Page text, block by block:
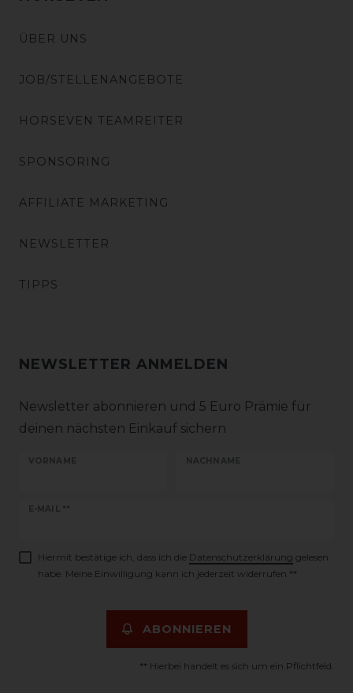
ÜBER UNS
JOB/STELLENANGEBOTE
HORSEVEN TEAMREITER
SPONSORING
AFFILIATE MARKETING
NEWSLETTER
TIPPS
NEWSLETTER ANMELDEN
Newsletter abonnieren und 5 Euro Prämie für
deinen nächsten Einkauf sichern
VORNAME NACHNAME
E-MAIL **
Newsletter
Hiermit bestätige ich, dass ich die Daten­schutz­erklärung gelesen
habe. Meine Einwilligung kann ich jederzeit widerrufen.**
ABONNIEREN
** Hierbei handelt es sich um ein Pflichtfeld.